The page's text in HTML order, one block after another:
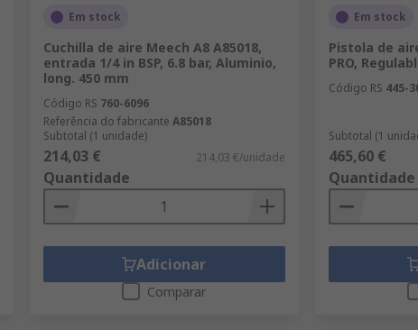
Em stock
Cuchilla de aire Meech A8 A85018,
entrada 1/4 in BSP, 6.8 bar, Aluminio,
long. 450 mm
Código RS 760-6096
Referência do fabricante A85018
Subtotal (1 unidade)
214,03 € 214,03 €/unidade
Quantidade
Adicionar
Comparar
Em stock
Pistola de
PRO,
Código RS 445-
Subtotal (1
465,60 €
Quantidade